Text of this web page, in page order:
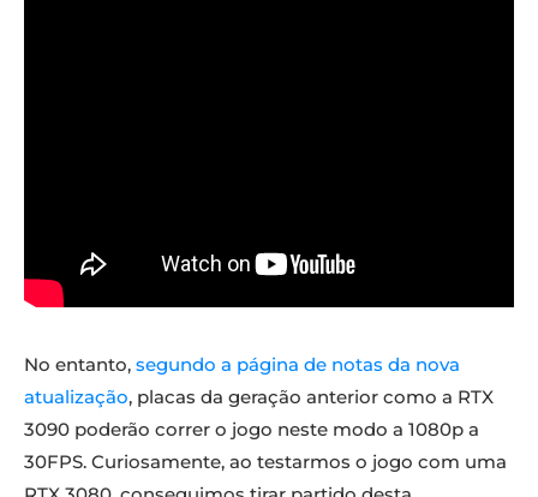
No entanto, segundo a página de notas da nova
atualização, placas da geração anterior como a RTX
3090 poderão correr o jogo neste modo a 1080p a
30FPS. Curiosamente, ao testarmos o jogo com uma